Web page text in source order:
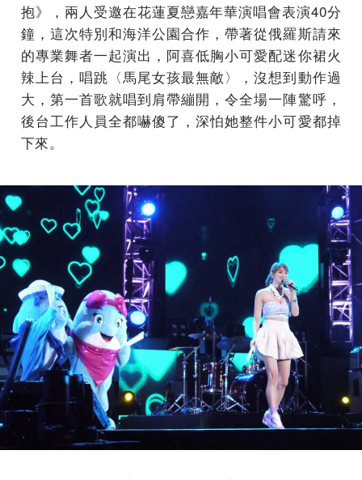
抱》，兩人受邀在花蓮夏戀嘉年華演唱會表演40分
鐘，這次特別和海洋公園合作，帶著從俄羅斯請來
的專業舞者一起演出，阿喜低胸小可愛配迷你裙火
辣上台，唱跳〈馬尾女孩最無敵〉，沒想到動作過
大，第一首歌就唱到肩帶繃開，令全場一陣驚呼，
後台工作人員全都嚇傻了，深怕她整件小可愛都掉
下來。